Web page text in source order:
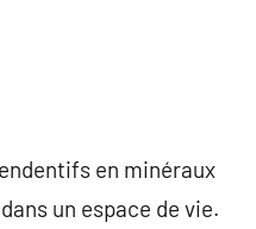
en minéraux
un espace de vie.